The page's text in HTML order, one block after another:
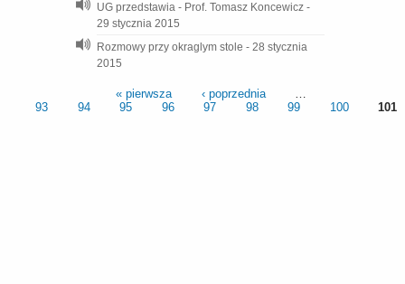
UG przedstawia - Prof. Tomasz Koncewicz -
29 stycznia 2015
Rozmowy przy okraglym stole - 28 stycznia
2015
« pierwsza ‹ poprzednia
93
94 95 96 97 98 99 100 101